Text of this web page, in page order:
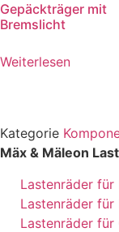
Gepäckträger mit
Bremslicht
Weiterlesen
Kategorie
Mäx & Mäleon
Lastenräder für
Lastenräder für
Lastenräder für